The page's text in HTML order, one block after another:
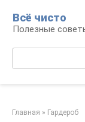
контенту
Всё чисто
Полезные
Главная » Гардероб